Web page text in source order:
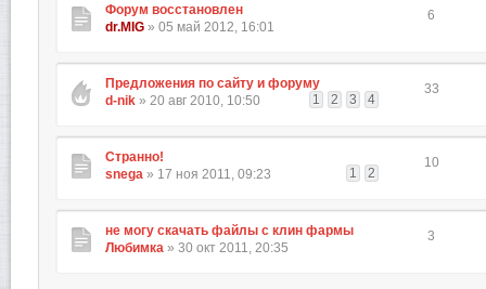
Форум восстановлен
dr.MIG » 05 май 2012, 16:01
6
Предложения по сайту и форуму
1
2 3 4
d-nik » 20 авг 2010, 10:50
33
Странно!
1
2
snega » 17 ноя 2011, 09:23
10
не могу скачать файлы с клин фармы
Любимка » 30 окт 2011, 20:35
3